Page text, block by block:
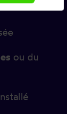
ou du